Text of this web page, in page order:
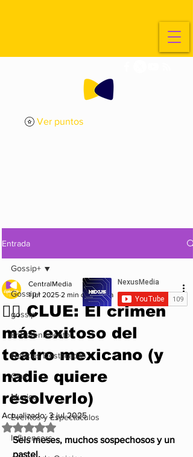
Ver puntos
Entrada
Gossip+
gossip
Entretenimiento
Noticias Destacadas
Cine
Musica
Eventos y Espectáculos
Influencers
Gossip+
🕵️‍♀️ CLUE: El crimen
más exitoso del
teatro mexicano (y
nadie quiere
resolverlo)
CentralMedia
1 jul 2025 2 min de lectura
Actualizado:3 jul 2025
Obtuvo NaN de 5 estrellas.
Seis meses, muchos sospechosos y un
pastel.